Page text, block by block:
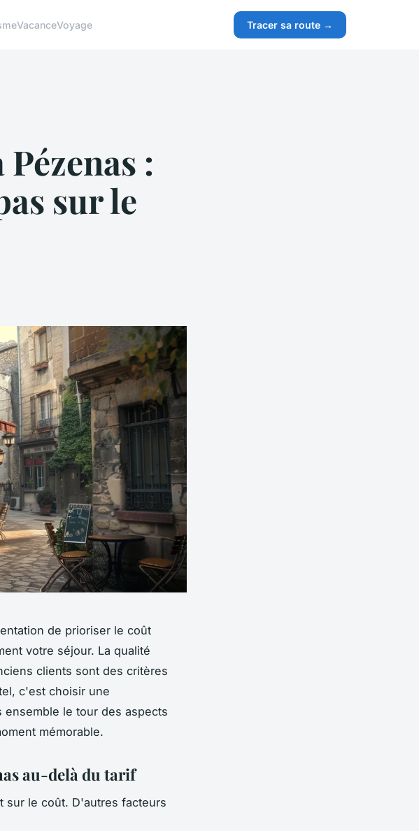
VacanceVoyage Tracer sa route →
:
sur le
de prioriser le coût
votre séjour. La qualité
clients sont des critères
c'est choisir une
le tour des aspects
mémorable.
au-delà du tarif
sur le coût. D'autres facteurs